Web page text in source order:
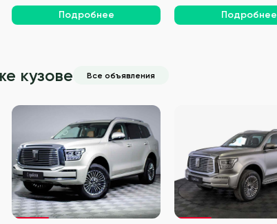
Подробнее
Подробнее
кузове Все объявления
VIN проверен